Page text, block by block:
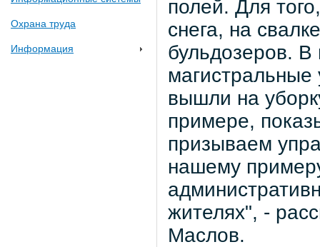
Охрана труда
Информация
полей. Для
снега, на
бульдозеров.
вышли на
примере,
призываем
нашему
жителях", -
Маслов.